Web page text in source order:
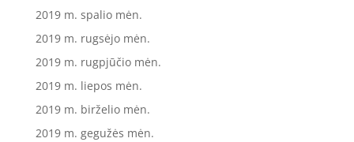
2019 m. spalio mėn.
2019 m. rugsėjo mėn.
2019 m. rugpjūčio mėn.
2019 m. liepos mėn.
2019 m. birželio mėn.
2019 m. gegužės mėn.